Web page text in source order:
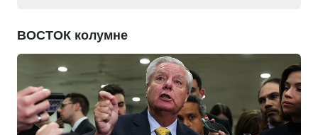
ВОСТОК колумне